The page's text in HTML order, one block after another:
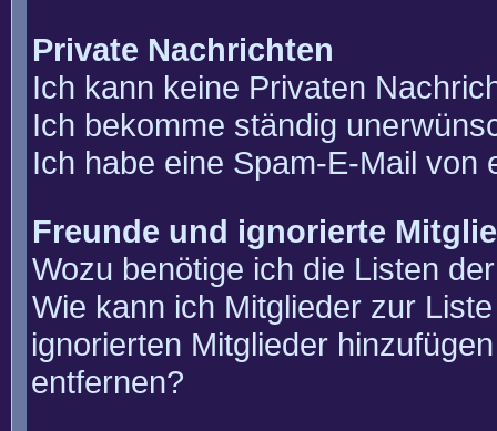
Private Nachrichten
Ich kann keine Privaten
Ich bekomme ständig
Ich habe eine Spam-E-Mail von
Freunde und ignorierte
Wozu benötige ich die Listen
Wie kann ich Mitglieder zur
ignorierten Mitglieder
entfernen?